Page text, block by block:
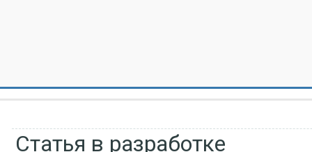
Статья в разработке